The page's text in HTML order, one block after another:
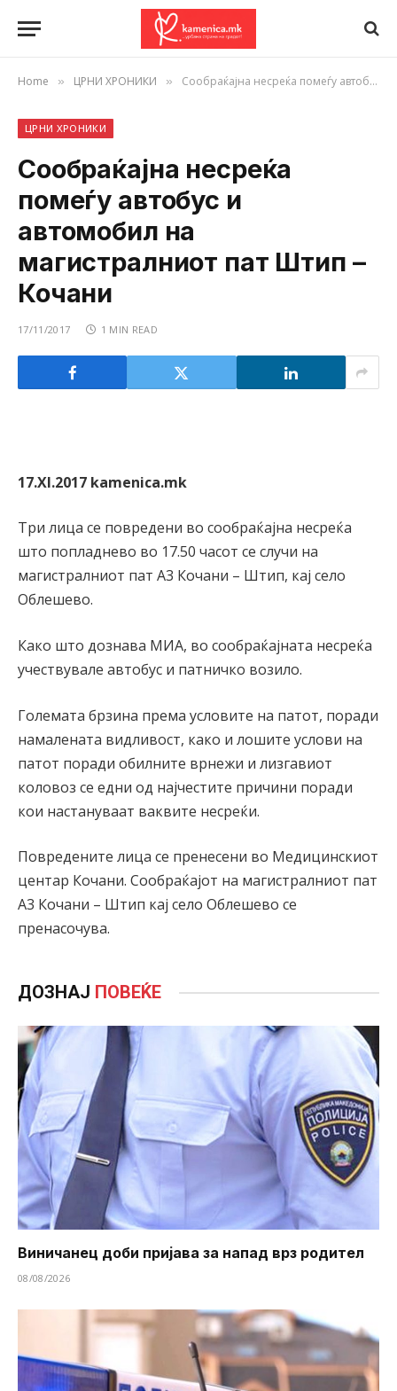
Home » ЦРНИ ХРОНИКИ » Сообраќајна несреќа помеѓу автобус и автомобил на магистралниот пат Штип – Кочани
ЦРНИ ХРОНИКИ
Сообраќајна несреќа
помеѓу автобус и
автомобил на
магистралниот пат Штип –
Кочани
17/11/2017 1 MIN READ
17.XI.2017 kamenica.mk
Три лица се повредени во сообраќајна несреќа
што попладнево во 17.50 часот се случи на
магистралниот пат А3 Кочани – Штип, кај село
Облешево.
Како што дознава МИА, во сообраќајната несреќа
учествувале автобус и патничко возило.
Големата брзина према условите на патот, поради
намалената видливост, како и лошите услови на
патот поради обилните врнежи и лизгавиот
коловоз се едни од најчестите причини поради
кои настануваат ваквите несреќи.
Повредените лица се пренесени во Медицинскиот
центар Кочани. Сообраќајот на магистралниот пат
А3 Кочани – Штип кај село Облешево се
пренасочува.
ДОЗНАЈ ПОВЕЌЕ
Виничанец доби пријава за напад врз родител
08/08/2026